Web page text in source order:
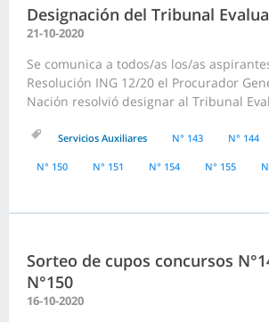
Designación del Tribunal
21-10-2020
Se comunica a todos/as los/as
Resolución ING 12/20 el Procurador
Nación resolvió designar al Tribunal
Servicios Auxiliares N° 143 N° 144
N° 150 N° 151 N° 154 N° 155
Sorteo de cupos concursos
N°150
16-10-2020